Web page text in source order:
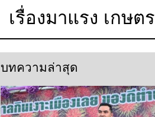
เรื่องมาแรง เกษตร
บทความล่าสุด